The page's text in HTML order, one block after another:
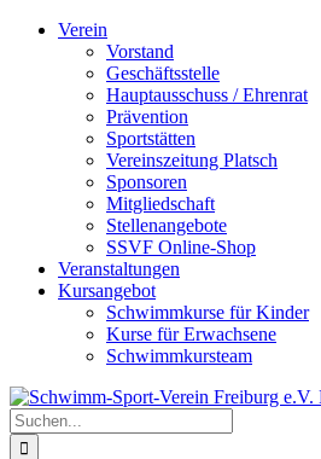
Zum
Verein
Vorstand
Geschäftsstelle
Hauptausschuss / Ehrenrat
Prävention
Sportstätten
Vereinszeitung Platsch
Sponsoren
Mitgliedschaft
Stellenangebote
SSVF Online-Shop
Veranstaltungen
Kursangebot
Schwimmkurse für Kinder
Kurse für Erwachsene
Schwimmkursteam
Suche
nach: